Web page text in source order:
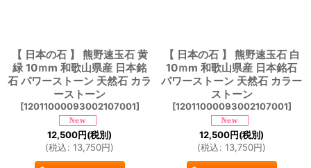
【 日本の石 】 熊野速玉石 黄
緑 10ｍm 和歌山県産 日本銘
石 パワーストーン 天然石 カラ
ーストーン
[12011000093002107001]
12,500円(税別)
(税込: 13,750円)
【 日本の石 】 熊野速玉石 白
10ｍm 和歌山県産 日本銘石
パワーストーン 天然石 カラー
ストーン
[12011000093002107001]
12,500円(税別)
(税込: 13,750円)